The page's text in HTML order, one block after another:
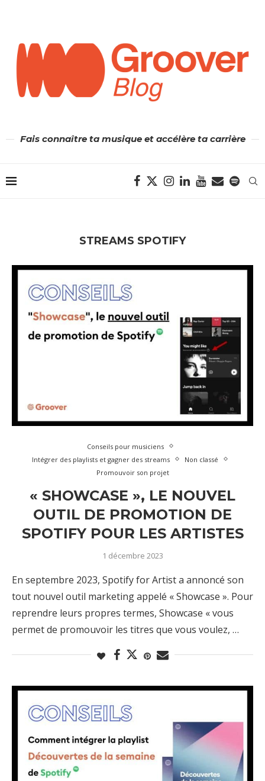
Fais connaître ta musique et accélère ta carrière
STREAMS SPOTIFY
Conseils pour musiciens
Intégrer des playlists et gagner des streams
Non classé
Promouvoir son projet
« SHOWCASE », LE NOUVEL
OUTIL DE PROMOTION DE
SPOTIFY POUR LES ARTISTES
1 décembre 2023
En septembre 2023, Spotify for Artist a annoncé son
tout nouvel outil marketing appelé « Showcase ». Pour
reprendre leurs propres termes, Showcase « vous
permet de promouvoir les titres que vous voulez, …